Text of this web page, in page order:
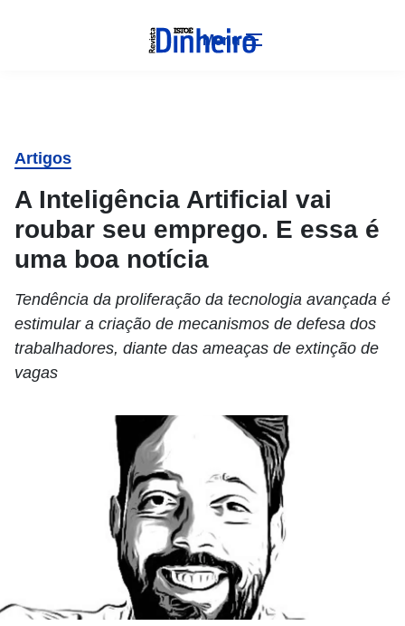
Menu
Artigos
A Inteligência Artificial vai
roubar seu emprego. E essa é
uma boa notícia
Tendência da proliferação da tecnologia avançada é
estimular a criação de mecanismos de defesa dos
trabalhadores, diante das ameaças de extinção de
vagas